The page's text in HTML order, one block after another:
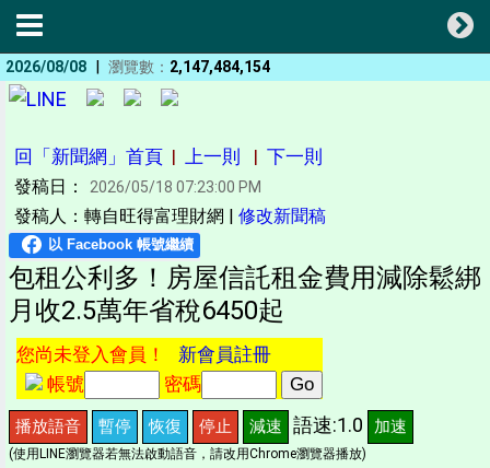
2026/08/08 | 瀏覽數： 2,147,484,154
回「新聞網」首頁 | 上一則 | 下一則
發稿日： 2026/05/18 07:23:00 PM
發稿人：轉自旺得富理財網 | 修改新聞稿
包租公利多！房屋信託租金費用減除鬆綁
月收2.5萬年省稅6450起
您尚未登入會員！ 新會員註冊
帳號
密碼
播放語音 暫停 恢復 停止 減速 語速:1.0 加速
(使用LINE瀏覽器若無法啟動語音，請改用Chrome瀏覽器播放)